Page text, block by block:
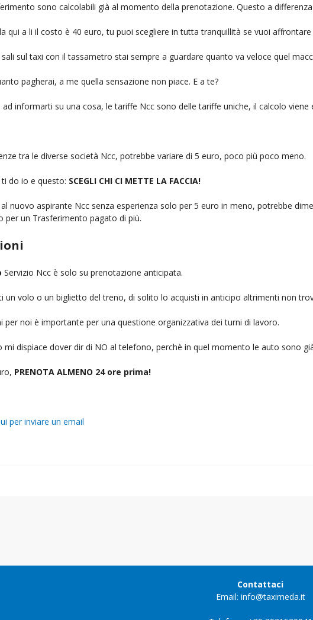
sono calcolabili già al momento della prenotazione. Questo a
qui a li il costo è 40 euro, tu puoi scegliere in tutta tranquillità se vuoi
sul taxi con il tassametro stai sempre a guardare quanto va veloce quel
pagherai, a me quella sensazione non piace. E a te?
ad informarti su una cosa, le tariffe Ncc sono delle tariffe uniche, il calcolo
tra le diverse società Ncc, potrebbe variare di 5 euro, poco più poco meno.
do io e questo: SCEGLI CHI CI METTE LA FACCIA!
nuovo aspirante Ncc senza esperienza solo per 5 euro in meno, potrebbe
per un Trasferimento pagato di più.
Servizio Ncc è solo su prenotazione anticipata.
un volo o un biglietto del treno, di solito lo acquisti in anticipo altrimenti non
per noi è importante per una questione organizzativa dei turni di lavoro.
mi dispiace dover dir di NO al telefono, perchè in quel momento le auto sono
PRENOTA ALMENO 24 ore prima!
per inviare un email
Contattaci
Email: info@taximeda.it